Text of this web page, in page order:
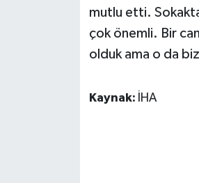
mutlu etti. Sokakta
çok önemli. Bir
olduk ama o da
Kaynak: İHA